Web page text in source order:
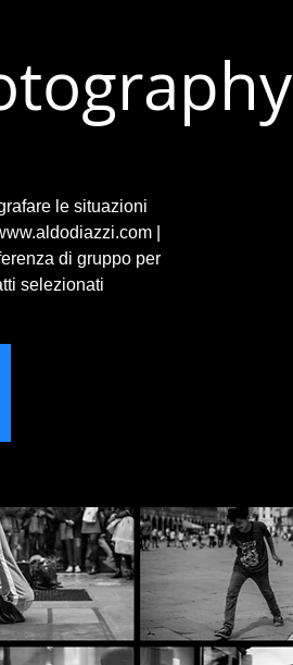
le situazioni
|
di gruppo per
selezionati